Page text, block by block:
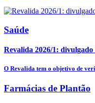
Saúde
Revalida 2026/1:
O Revalida tem o objetivo de
Farmácias de Plantão